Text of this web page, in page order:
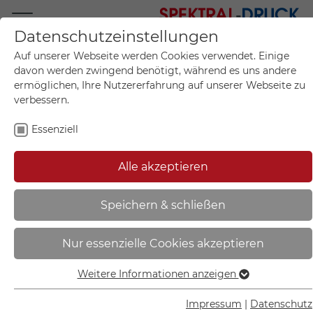
Mo.-Fr. 09:00-17:00
+49 (0)711 55 75 25
Mein Konto
Mein Warenkorb
Sie sind hier: Start
Verkehrsschild | Verbot der
Einfahrt VZ: 267 - 11.5251
Datenschutzeinstellungen
Auf unserer Webseite werden Cookies verwendet. Einige
davon werden zwingend benötigt, während es uns andere
ermöglichen, Ihre Nutzererfahrung auf unserer Webseite zu
verbessern.
Essenziell
Alle akzeptieren
Speichern & schließen
Nur essenzielle Cookies akzeptieren
Essenziell
Essenzielle Cookies werden für grundlegende Funktionen
Weitere Informationen anzeigen
Impressum Datenschutz